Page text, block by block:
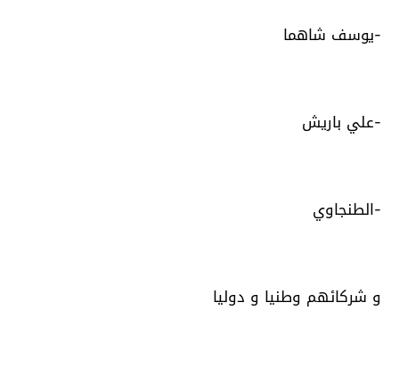
-يوسف شاهما
-علي باريش
-الطنجاوي
و شركائهم وطنيا و دوليا